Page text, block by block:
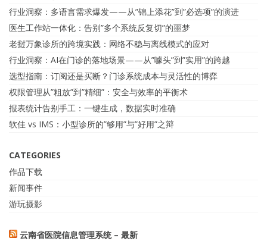
行业洞察：多语言需求爆发——从”锦上添花”到”必选项”的演进
医生工作站一体化：告别”多个系统反复切”的噩梦
老挝万象诊所的跨境实践：网络不稳与离线模式的应对
行业洞察：AI在门诊的落地场景——从”噱头”到”实用”的跨越
选型指南：订阅还是买断？门诊系统成本与灵活性的博弈
权限管理从”粗放”到”精细”：安全与效率的平衡术
报表统计告别手工：一键生成，数据实时准确
软佳 vs IMS：小型诊所的”够用”与”好用”之辩
CATEGORIES
作品下载
新闻事件
游玩摄影
云南省医院信息管理系统 – 最新